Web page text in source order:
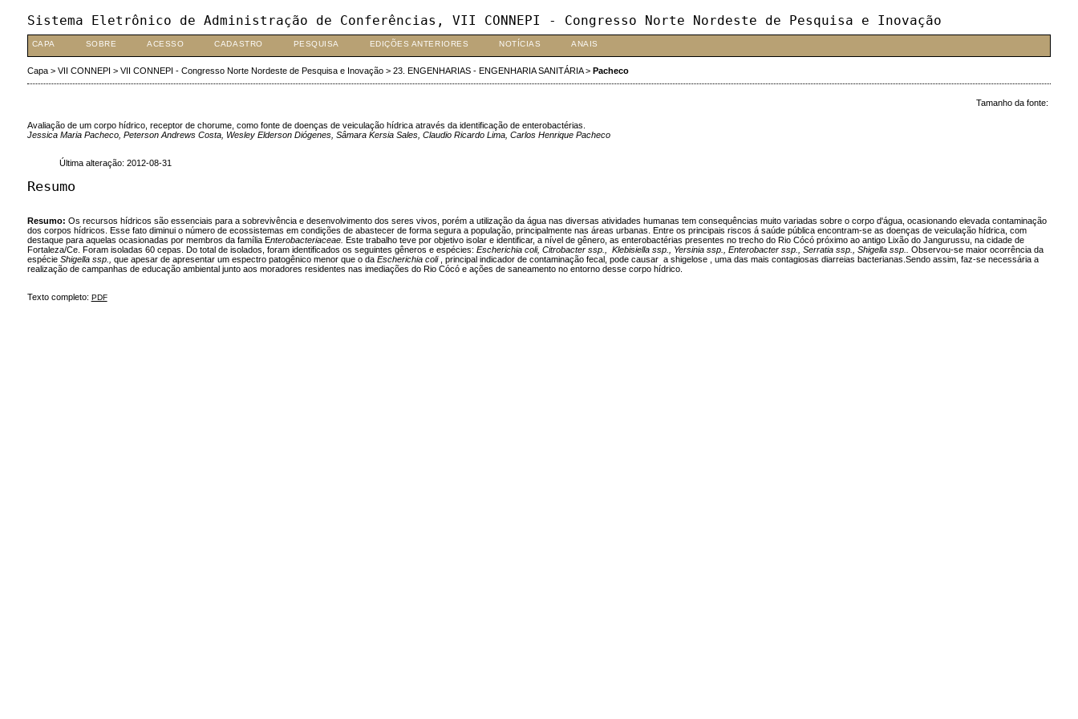
Sistema Eletrônico de Administração de Conferências, VII CONNEPI - Congresso Norte Nordeste de Pesquisa e Inovação
CAPA SOBRE ACESSO CADASTRO PESQUISA EDIÇÕES ANTERIORES NOTÍCIAS ANAIS
Capa> VII CONNEPI > VII CONNEPI - Congresso Norte Nordeste de Pesquisa e Inovação> 23. ENGENHARIAS - ENGENHARIA SANITÁRIA> Pacheco
Tamanho da fonte:
Avaliação de um corpo hídrico, receptor de chorume, como fonte de doenças de veiculação hídrica através da identificação de enterobactérias.
Jessica Maria Pacheco, Peterson Andrews Costa, Wesley Elderson Diógenes, Sâmara Kersia Sales, Claudio Ricardo Lima, Carlos Henrique Pacheco
Última alteração: 2012-08-31
Resumo
Resumo: Os recursos hídricos são essenciais para a sobrevivência e desenvolvimento dos seres vivos, porém a utilização da água nas diversas atividades humanas tem consequências muito variadas sobre o corpo d'água, ocasionando elevada contaminação
dos corpos hídricos. Esse fato diminui o número de ecossistemas em condições de abastecer de forma segura a população, principalmente nas áreas urbanas. Entre os principais riscos á saúde pública encontram-se as doenças de veiculação hídrica, com
destaque para aquelas ocasionadas por membros da família Enterobacteriaceae. Este trabalho teve por objetivo isolar e identificar, a nível de gênero, as enterobactérias presentes no trecho do Rio Cócó próximo ao antigo Lixão do Jangurussu, na cidade de
Fortaleza/Ce. Foram isoladas 60 cepas. Do total de isolados, foram identificados os seguintes gêneros e espécies: Escherichia coli, Citrobacter ssp., Klebisiella ssp., Yersinia ssp., Enterobacter ssp., Serratia ssp., Shigella ssp..
Observou-se maior ocorrência da
espécie Shigella ssp., que apesar de apresentar um espectro patogênico menor que o da Escherichia coli, principal indicador de contaminação fecal, pode causar a shigelose , uma das mais contagiosas diarreias bacterianas.Sendo assim, faz-se necessária a
realização de campanhas de educação ambiental junto aos moradores residentes nas imediações do Rio Cócó e ações de saneamento no entorno desse corpo hídrico.
Texto completo: PDF